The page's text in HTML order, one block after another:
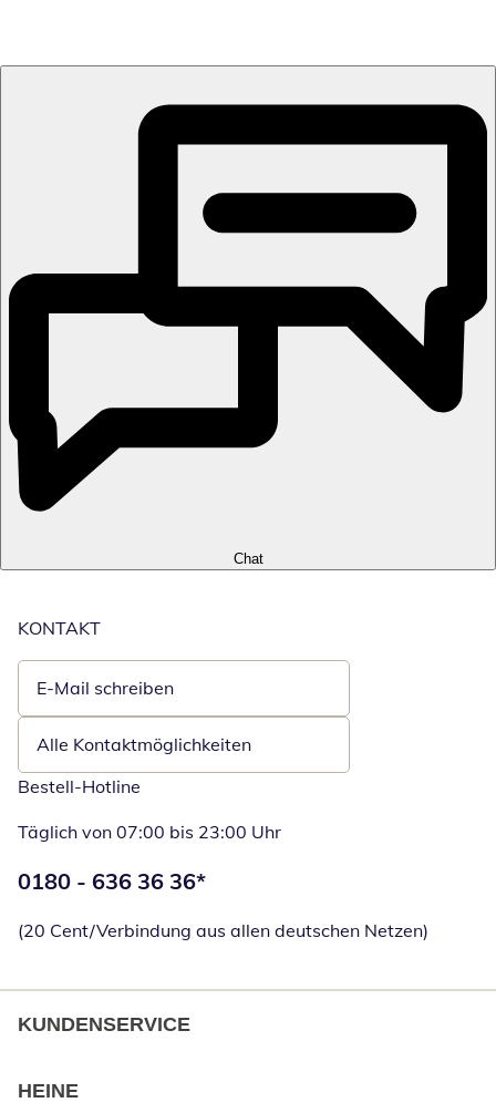
Chat
KONTAKT
E-Mail schreiben
Öffnet E-Mail-Client
Alle Kontaktmöglichkeiten
Bestell-Hotline
Täglich von 07:00 bis 23:00 Uhr
Telefonnummer:
0180 - 636 36 36*
(20 Cent/Verbindung aus allen deutschen Netzen)
KUNDENSERVICE
HEINE